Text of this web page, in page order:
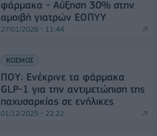
φάρμακα - Αύξηση 30% στην
αμοιβή γιατρών ΕΟΠΥΥ
27/01/2026 - 11:44
ΚΟΣΜΟΣ
ΠΟΥ: Ενέκρινε τα φάρμακα
GLP-1 για την αντιμετώπιση της
παχυσαρκίας σε ενήλικες
01/12/2025 - 22:22